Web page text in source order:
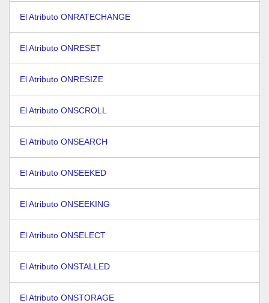
El Atributo ONRATECHANGE
El Atributo ONRESET
El Atributo ONRESIZE
El Atributo ONSCROLL
El Atributo ONSEARCH
El Atributo ONSEEKED
El Atributo ONSEEKING
El Atributo ONSELECT
El Atributo ONSTALLED
El Atributo ONSTORAGE